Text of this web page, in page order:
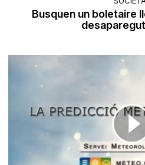
Busquen un boletaire